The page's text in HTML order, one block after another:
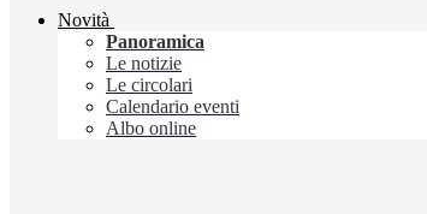
Novità
Panoramica
Le notizie
Le circolari
Calendario eventi
Albo online